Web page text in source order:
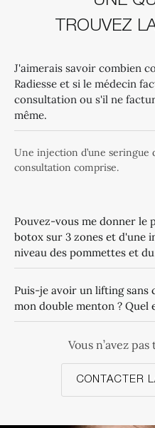
TROUVEZ
J'aimerais savoir combien
Radiesse et si le médecin
consultation ou s'il ne
même.
Une injection d’une seringue
consultation comprise.
Pouvez-vous me donner le
botox sur 3 zones et d'une
niveau des pommettes et
Puis-je avoir un lifting
mon double menton ? Quel
Vous n’avez
CONTACTER